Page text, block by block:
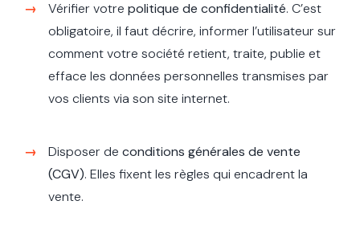
Vérifier votre politique de confidentialité. C’est
obligatoire, il faut décrire, informer l’utilisateur sur
comment votre société retient, traite, publie et
efface les données personnelles transmises par
vos clients via son site internet.
Disposer de conditions générales de vente
(CGV). Elles fixent les règles qui encadrent la
vente.